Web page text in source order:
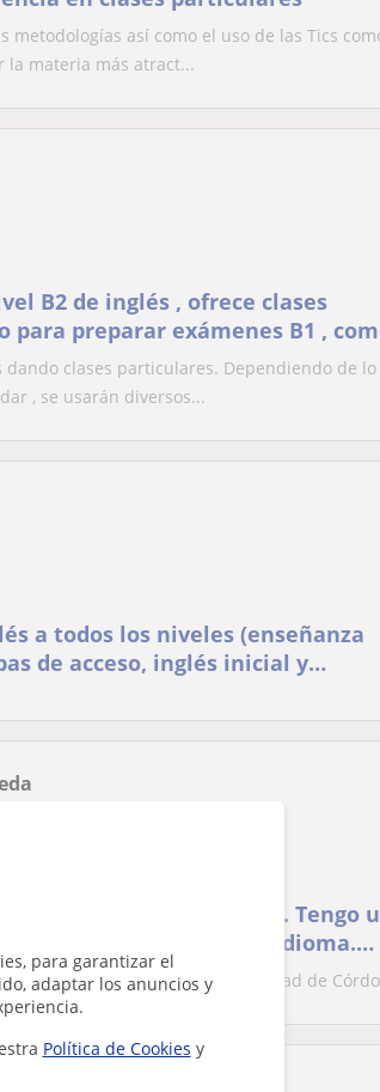
para garantizar el
adaptar los anuncios y
Política de Cookies y
metodologías así como el uso de las Tics
la materia más atract...
B2 de inglés , ofrece clases
preparar exámenes B1 ,
de primaria y E.S.O
dando clases particulares. Dependiendo de
, se usarán diversos...
a todos los niveles (enseñanza
de acceso, inglés inicial y
de inglés para niños. Tengo
y me encanta este idioma.
bachillerato
de enfermería en la Universidad de